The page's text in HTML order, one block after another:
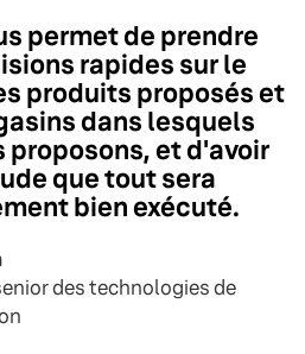
permet de prendre
rapides sur le
produits proposés et
dans lesquels
proposons, et d'avoir
que tout sera
bien exécuté.
des technologies de